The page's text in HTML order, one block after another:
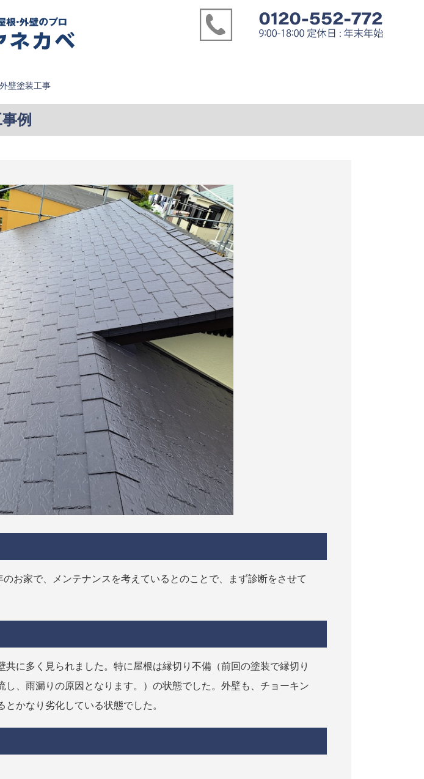
壁塗装工事
例
お家で、メンテナンスを考えているとのことで、まず診断をさせて
に多く見られました。特に屋根は縁切り不備（前回の塗装で縁切り
、雨漏りの原因となります。）の状態でした。外壁も、チョーキン
かなり劣化している状態でした。